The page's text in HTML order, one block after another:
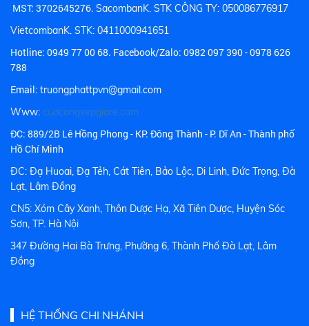
MST: 3702645276. SacombanK. STK CÔNG TY: 050086776917
VietcombanK. STK: 0411000941651
Hotline: 0949 77 00 68. Facebook/Zalo: 0982 097 390 - 0978 626
788
Email: truongphattpvn@gmail.com
Www: cuacongxepgiare.com
ĐC: 889/2B Lê Hồng Phong - KP. Đông Thành - P. Dĩ An - Thành phố
Hồ Chí Minh
ĐC: Đạ Huoai, Đạ Tẻh, Cát Tiên, Bảo Lộc, Di Linh, Đức Trọng, Đà
Lạt, Lâm Đồng
CN5: Xóm Cây Xanh, Thôn Dược Hạ, Xã Tiên Dược, Huyện Sóc
Sơn, TP. Hà Nội
347 Đường Hai Bà Trưng, Phường 6, Thành Phố Đà Lạt, Lâm
Đồng
HỆ THỐNG CHI NHÁNH